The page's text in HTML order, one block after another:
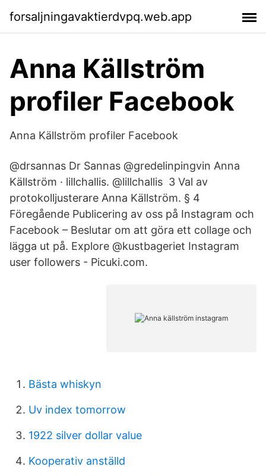
forsaljningavaktierdvpq.web.app
Anna Källström
profiler Facebook
Anna Källström profiler Facebook
@drsannas Dr Sannas @gredelinpingvin Anna
Källström · lillchallis. @lillchallis 3 Val av
protokolljusterare Anna Källström. § 4
Föregående Publicering av oss på Instagram och
Facebook – Beslutar om att göra ett collage och
lägga ut på. Explore @kustbageriet Instagram
user followers - Picuki.com.
Bästa whiskyn
Uv index tomorrow
1922 silver dollar value
Kooperativ anställd